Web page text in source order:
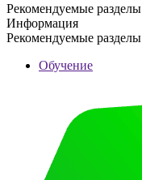
Рекомендуемые разделы
Информация
Рекомендуемые разделы
Обучение